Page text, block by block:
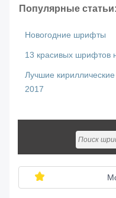
Популярные статьи:
Новогодние шрифты
13 красивых шрифтов
Лучшие
2017